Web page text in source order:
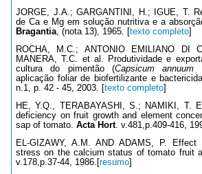
JORGE, J.A.; GARGANTINI, H.; IGUE, T.
de Ca e Mg em solução nutritiva e a
Bragantia, (nota 13), 1965. [ texto completo
ROCHA, M.C.; ANTONIO EMILIANO DI
MANERA, T.C. et al. Produtividade e
cultura do pimentão (Capsicum annuum
aplicação foliar de biofertilizante e
n.1, p. 42 - 45, 2003. [ texto completo
HE, Y.Q., TERABAYASHI, S.; NAMIKI, T.
deficiency on fruit growth and element
sap of tomato. Acta Hort. v.481,p.409-416,
EL-GIZAWY, A.M. AND ADAMS, P.
stress on the calcium status of tomato fruit
v.178,p.37-44, 1986.[ resumo